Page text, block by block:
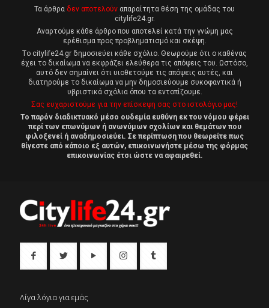
Τα άρθρα δεν αποτελούν απαραίτητα θέση της ομάδας του
citylife24.gr.
Αναρτούμε κάθε άρθρο που αποτελεί κατά την γνώμη μας
ερέθισμα προς προβληματισμό και σκέψη.
Tο citylife24.gr δημοσιεύει κάθε σχόλιο. Θεωρούμε ότι ο καθένας
έχει το δικαίωμα να εκφράζει ελεύθερα τις απόψεις του. Ωστόσο,
αυτό δεν σημαίνει ότι υιοθετούμε τις απόψεις αυτές, και
διατηρούμε το δικαίωμα να μην δημοσιεύουμε συκοφαντικά ή
υβριστικά σχόλια όπου τα εντοπίζουμε.
Σας ευχαριστούμε για την επίσκεψη σας στο ιστολόγιο μας!
Το παρόν διαδικτυακό μέσο ουδεμία ευθύνη εκ του νόμου φέρει
περί των επωνύμων ή ανωνύμων σχολίων και θεμάτων που
φιλοξενεί ή αναδημοσιεύει. Σε περίπτωση που θεωρείτε πως
θίγεστε από κάποιο εξ αυτών, επικοινωνήστε μέσω της φόρμας
επικοινωνίας έτσι ώστε να αφαιρεθεί.
Λίγα λόγια για εμάς